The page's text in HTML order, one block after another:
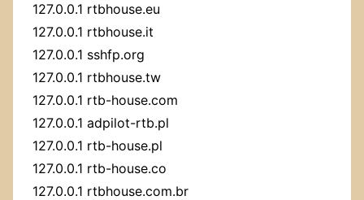
127.0.0.1 rtbhouse.eu
127.0.0.1 rtbhouse.it
127.0.0.1 sshfp.org
127.0.0.1 rtbhouse.tw
127.0.0.1 rtb-house.com
127.0.0.1 adpilot-rtb.pl
127.0.0.1 rtb-house.pl
127.0.0.1 rtb-house.co
127.0.0.1 rtbhouse.com.br